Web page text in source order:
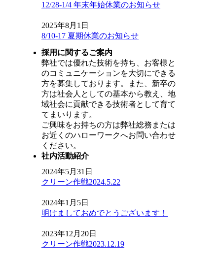
12/28-1/4 年末年始休業のお知らせ
2025年8月1日
8/10-17 夏期休業のお知らせ
採用に関するご案内
弊社では優れた技術を持ち、お客様と
のコミュニケーションを大切にできる
方を募集しております。また、新卒の
方は社会人としての基本から教え、地
域社会に貢献できる技術者として育て
てまいります。
ご興味をお持ちの方は弊社総務または
お近くのハローワークへお問い合わせ
ください。
社内活動紹介
2024年5月31日
クリーン作戦2024.5.22
2024年1月5日
明けましておめでとうございます！
2023年12月20日
クリーン作戦2023.12.19